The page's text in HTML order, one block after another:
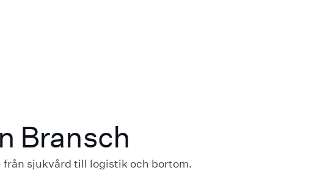
Bransch
sjukvård till logistik och bortom.